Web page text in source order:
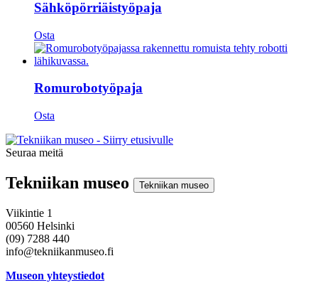
Sähköpörriäistyöpaja
Osta
Romurobotyöpaja
Osta
Seuraa meitä
Tekniikan museo Tekniikan museo
Viikintie 1
00560 Helsinki
(09) 7288 440
info@tekniikanmuseo.fi
Museon yhteystiedot